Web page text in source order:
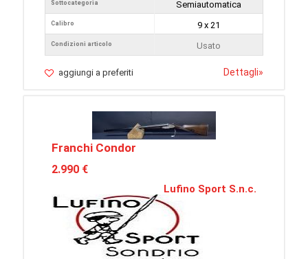
Sottocategoria
Calibro
Condizioni articolo
Semiautomatica
9 x 21
Usato
aggiungi a preferiti Dettagli»
Franchi Condor
2.990 €
Lufino Sport S.n.c.